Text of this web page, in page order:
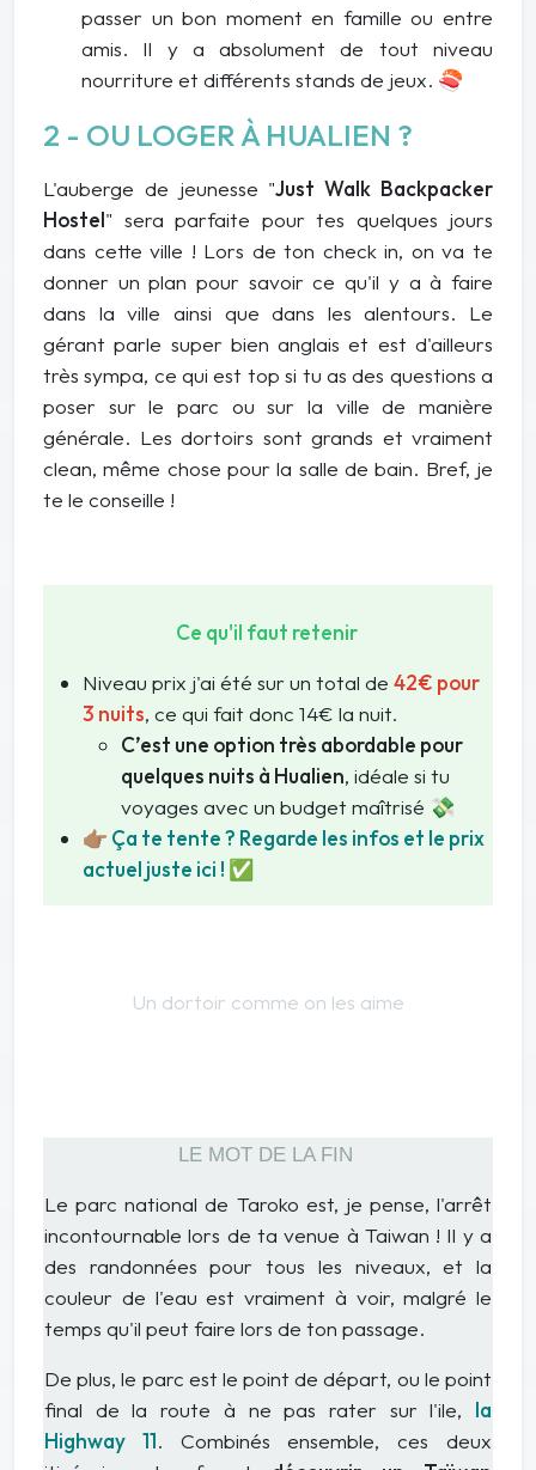
passer un bon moment en famille ou entre
amis. Il y a absolument de tout niveau
nourriture et différents stands de jeux. 🍣
2 - OU LOGER À HUALIEN ?
L'auberge de jeunesse "Just Walk Backpacker
Hostel" sera parfaite pour tes quelques jours
dans cette ville ! Lors de ton check in, on va te
donner un plan pour savoir ce qu'il y a à faire
dans la ville ainsi que dans les alentours. Le
gérant parle super bien anglais et est d'ailleurs
très sympa, ce qui est top si tu as des questions a
poser sur le parc ou sur la ville de manière
générale. Les dortoirs sont grands et vraiment
clean, même chose pour la salle de bain. Bref, je
te le conseille !
Ce qu'il faut retenir
Niveau prix j'ai été sur un total de 42€ pour
3 nuits, ce qui fait donc 14€ la nuit.
C’est une option très abordable pour
quelques nuits à Hualien, idéale si tu
voyages avec un budget maîtrisé 💸
👉🏽 Ça te tente ? Regarde les infos et le prix
actuel juste ici ! ✅
Un dortoir comme on les aime
LE MOT DE LA FIN
Le parc national de Taroko est, je pense, l'arrêt
incontournable lors de ta venue à Taiwan ! Il y a
des randonnées pour tous les niveaux, et la
couleur de l'eau est vraiment à voir, malgré le
temps qu'il peut faire lors de ton passage.
De plus, le parc est le point de départ, ou le point
final de la route à ne pas rater sur l'ile, la
Highway 11. Combinés ensemble, ces deux